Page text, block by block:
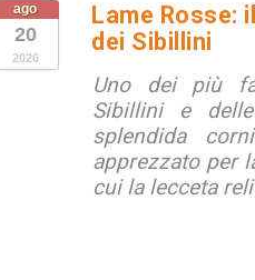
ago
20
2026
Lame Rosse:
dei Sibillini
Uno dei più
Sibillini e
splendida
apprezzato per
cui la lecceta